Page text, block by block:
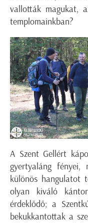
vallották magukat,
templomainkban?
A Szent Gellért
gyertyaláng fényei,
különös hangulatot
olyan kiváló
érdeklődő; a
bekukkantottak a